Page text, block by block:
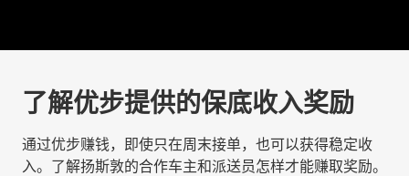
了解优步提供的保底收入奖励
通过优步赚钱，即使只在周末接单，也可以获得稳定收
入。了解扬斯敦的合作车主和派送员怎样才能赚取奖励。